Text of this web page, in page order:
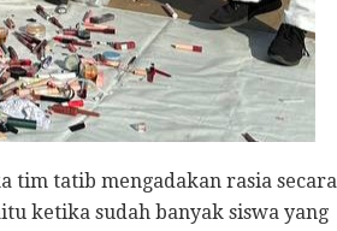
tim tatib mengadakan rasia secara
ketika sudah banyak siswa yang